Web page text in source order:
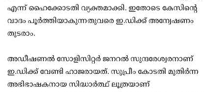
എന്ന് ഹൈക്കോടതി വ്യക്തമാക്കി. ഇതോടെ കേസിന്റെ
വാദം പൂര്‍ത്തിയാകുന്നതുവരെ ഇ.ഡിക്ക് അന്വേഷണം
തുടരാം.
അഡീഷണല്‍ സോളിസിറ്റര്‍ ജനറല്‍ സുന്ദരേശ്വരനാണ്
ഇ.ഡിക്ക് വേണ്ടി ഹാജരായത്. സുപ്രീം കോടതി മുതിര്‍ന്ന
അഭിഭാഷകനായ സിദ്ധാര്‍ത്ഥ് ലൂത്രയാണ്